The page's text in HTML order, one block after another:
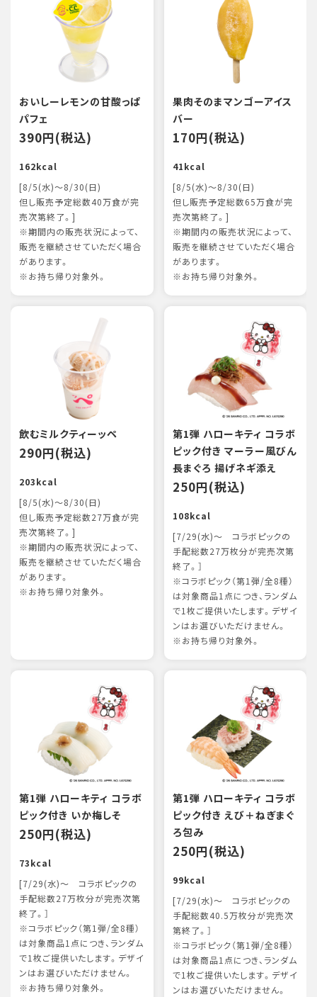
おいしーレモンの甘酸っぱ
パフェ
390円(税込)
162kcal
[8/5(水)～8/30(日)
但し販売予定総数40万食が完
売次第終了。]
※期間内の販売状況によって、
販売を継続させていただく場合
があります。
※お持ち帰り対象外。
果肉そのまマンゴーアイス
バー
170円(税込)
41kcal
[8/5(水)～8/30(日)
但し販売予定総数65万食が完
売次第終了。]
※期間内の販売状況によって、
販売を継続させていただく場合
があります。
※お持ち帰り対象外。
飲むミルクティーッペ
290円(税込)
203kcal
[8/5(水)～8/30(日)
但し販売予定総数27万食が完
売次第終了。]
※期間内の販売状況によって、
販売を継続させていただく場合
があります。
※お持ち帰り対象外。
第1弾 ハローキティ コラボ
ピック付き マーラー風びん
長まぐろ 揚げネギ添え
250円(税込)
108kcal
[7/29(水)～ コラボピックの
手配総数27万枚分が完売次第
終了。］
※コラボピック（第1弾/全8種）
は対象商品1点につき、ランダム
で1枚ご提供いたします。デザイ
ンはお選びいただけません。
※お持ち帰り対象外。
第1弾 ハローキティ コラボ
ピック付き いか梅しそ
250円(税込)
73kcal
[7/29(水)～ コラボピックの
手配総数27万枚分が完売次第
終了。］
※コラボピック（第1弾/全8種）
は対象商品1点につき、ランダム
で1枚ご提供いたします。デザイ
ンはお選びいただけません。
※お持ち帰り対象外。
第1弾 ハローキティ コラボ
ピック付き えび＋ねぎまぐ
ろ包み
250円(税込)
99kcal
[7/29(水)～ コラボピックの
手配総数40.5万枚分が完売次
第終了。］
※コラボピック（第1弾/全8種）
は対象商品1点につき、ランダム
で1枚ご提供いたします。デザイ
ンはお選びいただけません。